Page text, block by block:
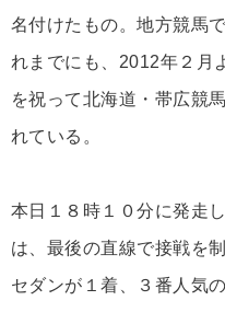
名付けたもの。地方競馬
れまでにも、2012年２月
を祝って北海道・帯広競
れている。
本日１８時１０分に発走
は、最後の直線で接戦を
セダンが１着、３番人気